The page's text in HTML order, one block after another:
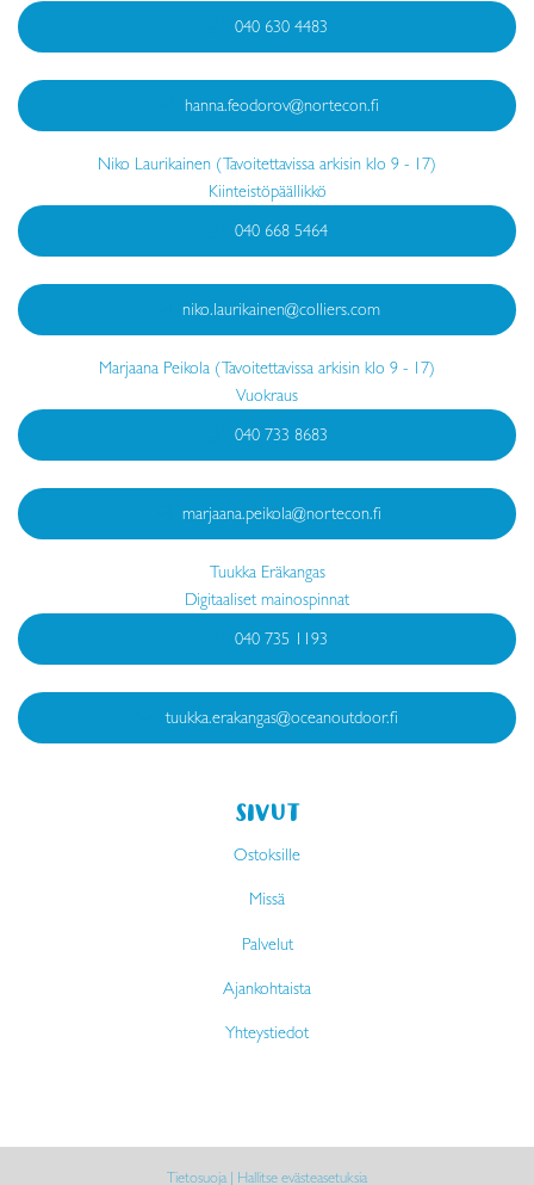
040 630 4483
hanna.feodorov@nortecon.fi
Niko Laurikainen (Tavoitettavissa arkisin klo 9 - 17)
Kiinteistöpäällikkö
040 668 5464
niko.laurikainen@colliers.com
Marjaana Peikola (Tavoitettavissa arkisin klo 9 - 17)
Vuokraus
040 733 8683
marjaana.peikola@nortecon.fi
Tuukka Eräkangas
Digitaaliset mainospinnat
040 735 1193
tuukka.erakangas@oceanoutdoor.fi
SIVUT
Ostoksille
Missä
Palvelut
Ajankohtaista
Yhteystiedot
Tietosuoja | Hallitse evästeasetuksia